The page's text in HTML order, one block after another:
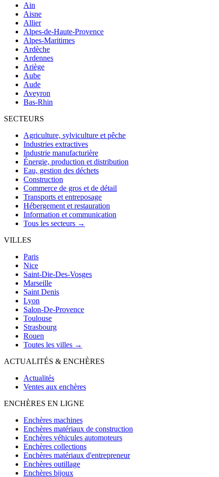
Ain
Aisne
Allier
Alpes-de-Haute-Provence
Alpes-Maritimes
Ardèche
Ardennes
Ariège
Aube
Aude
Aveyron
Bas-Rhin
SECTEURS
Agriculture, sylviculture et pêche
Industries extractives
Industrie manufacturière
Énergie, production et distribution
Eau, gestion des déchets
Construction
Commerce de gros et de détail
Transports et entreposage
Hébergement et restauration
Information et communication
Tous les secteurs →
VILLES
Paris
Nice
Saint-Die-Des-Vosges
Marseille
Saint Denis
Lyon
Salon-De-Provence
Toulouse
Strasbourg
Rouen
Toutes les villes →
ACTUALITÉS & ENCHÈRES
Actualités
Ventes aux enchères
ENCHÈRES EN LIGNE
Enchères machines
Enchères matériaux de construction
Enchères véhicules automoteurs
Enchères collections
Enchères matériaux d'entrepreneur
Enchères outillage
Enchères bijoux